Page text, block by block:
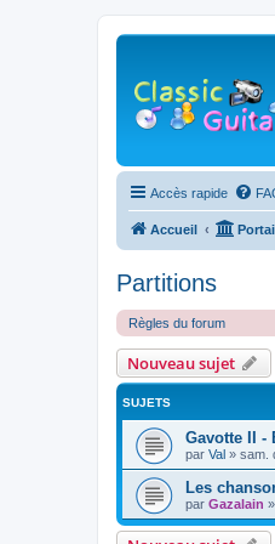
Accès rapide
Accueil
Partitions
Règles du forum
Nouveau sujet
SUJETS
Gavotte II -
par Val » sam.
Les
par Gazalain »